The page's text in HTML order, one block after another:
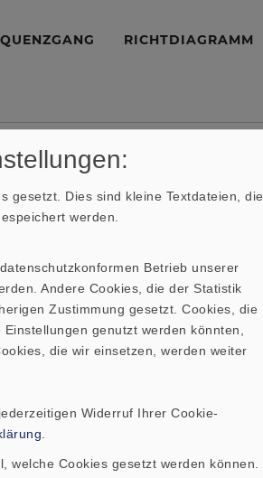
RICHTDIAGRAMM
gesetzt. Dies sind kleine Textdateien, die
werden.
Betrieb unserer
Andere Cookies, die der Statistik
Zustimmung gesetzt. Cookies, die
genutzt werden könnten,
die wir einsetzen, werden weiter
Widerruf Ihrer Cookie-
.
welche Cookies gesetzt werden können.